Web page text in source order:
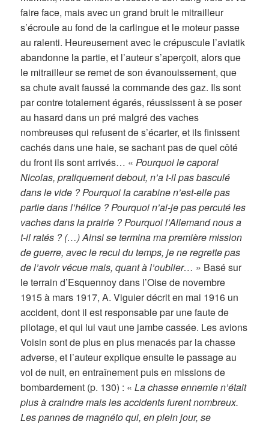
faire face, mais avec un grand bruit le mitrailleur
s’écroule au fond de la carlingue et le moteur passe
au ralenti. Heureusement avec le crépuscule l’aviatik
abandonne la partie, et l’auteur s’aperçoit, alors que
le mitrailleur se remet de son évanouissement, que
sa chute avait faussé la commande des gaz. Ils sont
par contre totalement égarés, réussissent à se poser
au hasard dans un pré malgré des vaches
nombreuses qui refusent de s’écarter, et ils finissent
cachés dans une haie, se sachant pas de quel côté
du front ils sont arrivés… «Pourquoi le caporal
Nicolas, pratiquement debout, n’a t-il pas basculé
dans le vide ? Pourquoi la carabine n’est-elle pas
partie dans l’hélice ? Pourquoi n’ai-je pas percuté les
vaches dans la prairie ? Pourquoi l’Allemand nous a
t-il ratés ? (…) Ainsi se termina ma première mission
de guerre, avec le recul du temps, je ne regrette pas
de l’avoir vécue mais, quant à l’oublier… » Basé sur
le terrain d’Esquennoy dans l’Oise de novembre
1915 à mars 1917, A. Viguier décrit en mai 1916 un
accident, dont il est responsable par une faute de
pilotage, et qui lui vaut une jambe cassée. Les avions
Voisin sont de plus en plus menacés par la chasse
adverse, et l’auteur explique ensuite le passage au
vol de nuit, en entraînement puis en missions de
bombardement (p. 130) : «La chasse ennemie n’était
plus à craindre mais les accidents furent nombreux.
Les pannes de magnéto qui, en plein jour, se